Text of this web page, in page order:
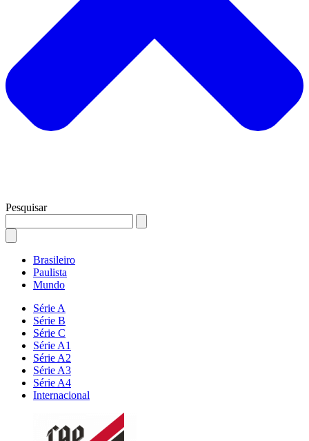
Pesquisar
Brasileiro
Paulista
Mundo
Série A
Série B
Série C
Série A1
Série A2
Série A3
Série A4
Internacional